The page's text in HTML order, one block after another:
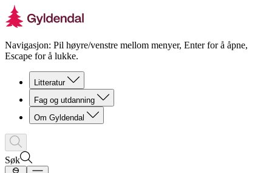
Navigasjon: Pil høyre/venstre mellom menyer, Enter for å åpne,
Escape for å lukke.
Litteratur
Fag og utdanning
Om Gyldendal
Søk